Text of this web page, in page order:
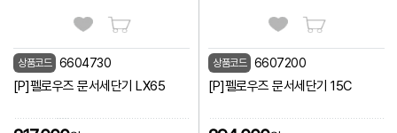
상품코드 6604730
[P]펠로우즈 문서세단기 LX65
상품코드 6607200
[P]펠로우즈 문서세단기 15C